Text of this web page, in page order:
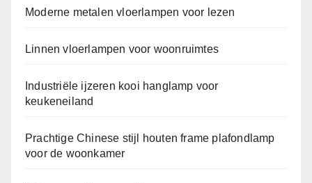
Moderne metalen vloerlampen voor lezen
Linnen vloerlampen voor woonruimtes
Industriële ijzeren kooi hanglamp voor
keukeneiland
Prachtige Chinese stijl houten frame plafondlamp
voor de woonkamer